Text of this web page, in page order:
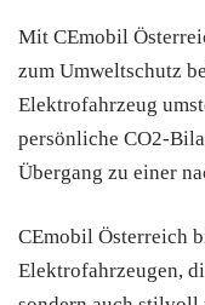
Mit CEmobil
zum Umweltschutz
Elektrofahrzeug
persönliche CO2-
Übergang zu einer
CEmobil Österreich
Elektrofahrzeugen,